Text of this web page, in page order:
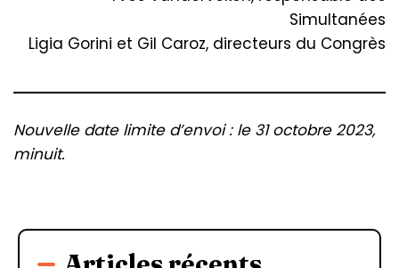
Simultanées
Ligia Gorini et Gil Caroz, directeurs du Congrès
Nouvelle date limite d’envoi : le 31 octobre 2023,
minuit.